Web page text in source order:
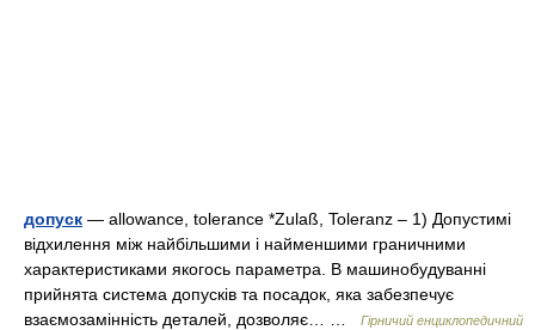
допуск — allowance, tolerance *Zulaß, Toleranz – 1) Допустимі
відхилення між найбільшими і найменшими граничними
характеристиками якогось параметра. В машинобудуванні
прийнята система допусків та посадок, яка забезпечує
взаємозамінність деталей, дозволяє… …
Гірничий енциклопедичний